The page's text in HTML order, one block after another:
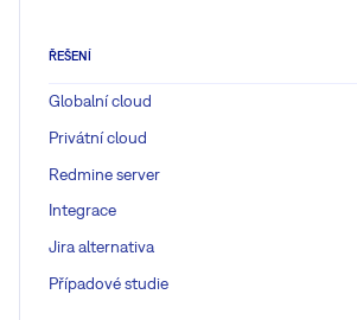
ŘEŠENÍ
Globalní cloud
Privátní cloud
Redmine server
Integrace
Jira alternativa
Případové studie